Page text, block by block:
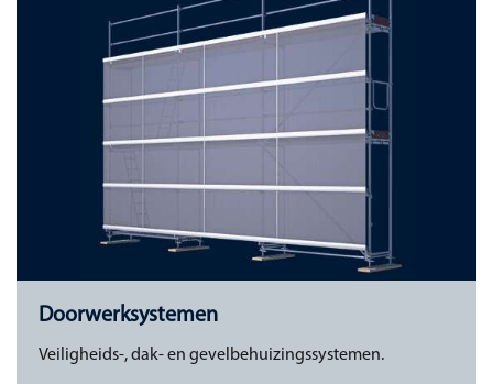
Doorwerksystemen
Veiligheids-, dak- en gevelbehuizingssystemen.